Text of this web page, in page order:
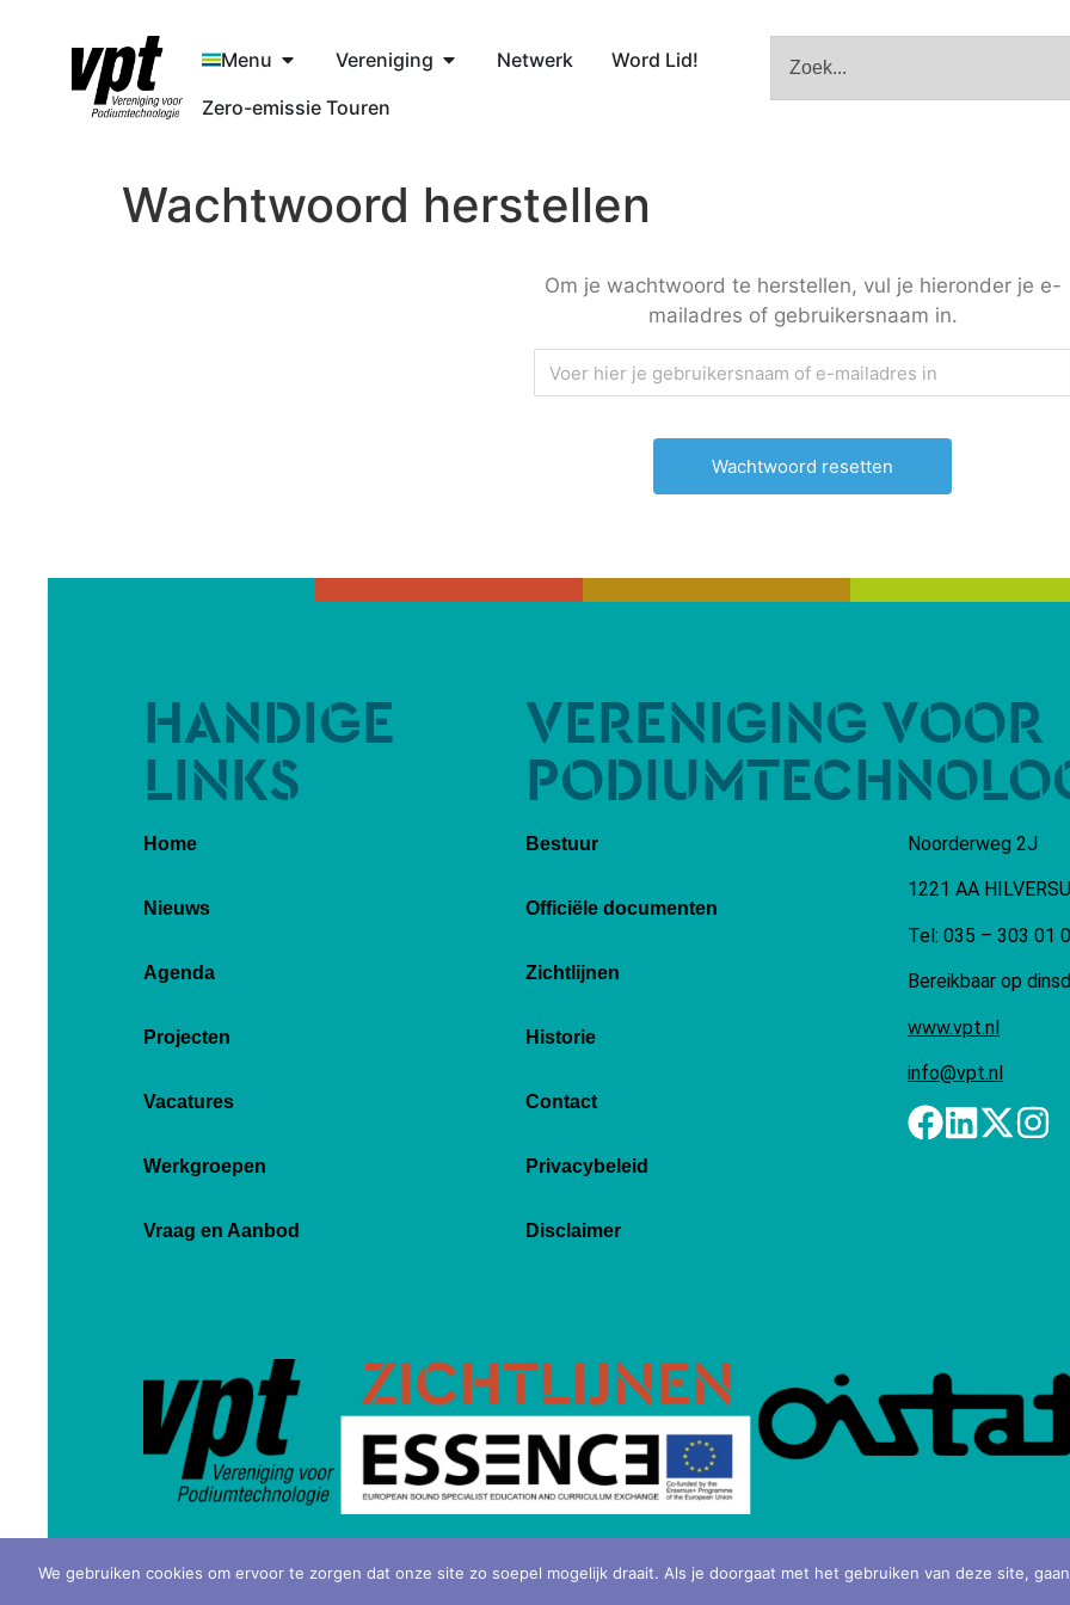
Menu Vereniging Netwerk
Word Lid!
Zero-emissie Touren
Wachtwoord herstellen
Om je wachtwoord te herstellen, vul je hieronder je e-
mailadres of gebruikersnaam in.
HANDIGE
LINKS
Home
Nieuws
Agenda
Projecten
Vacatures
Werkgroepen
Vraag en Aanbod
VERENIGING VOOR
Bestuur
Officiële documenten
Zichtlijnen
Historie
Contact
Privacybeleid
Disclaimer
Noorderweg 2J
1221 AA
Tel: 035 – 303 01
Bereikbaar op
www.vpt.nl
info@vpt.nl
We gebruiken cookies om ervoor te zorgen dat onze site zo soepel mogelijk draait. Als je doorgaat met het gebruiken van deze site,